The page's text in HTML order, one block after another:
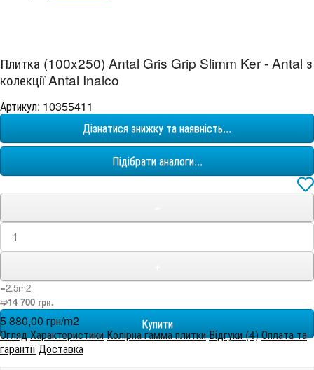
Плитка (100x250) Antal Gris Grip Slimm Ker - Antal з
колекції Antal Inalco
Артикул: 10355411
Дізнатися знижку та наявність...
Підібрати аналоги...
=2.5m2
➫14 700 грн.
5 880,00 грн/m2
ОглядХарактеристикиКолірна гамма плиткиВідгуки (4)Оплата та
гарантії Доставка